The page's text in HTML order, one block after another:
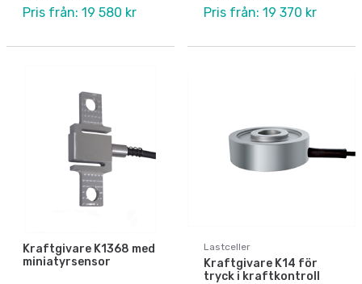
Pris från: 19 580 kr Pris från: 19 370 kr
Kraftgivare K1368 med
miniatyrsensor
Lastceller
Kraftgivare K14 för
tryck i kraftkontroll